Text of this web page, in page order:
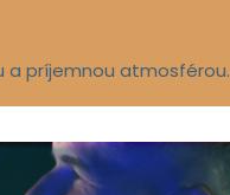
a príjemnou atmosférou.